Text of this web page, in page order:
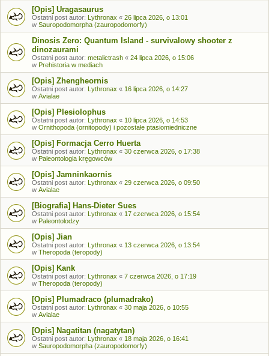
[Opis] Uragasaurus
Ostatni post autor: Lythronax « 26 lipca 2026, o 13:01
w Sauropodomorpha (zauropodomorfy)
Dinosis Zero: Quantum Island - survivalowy shooter z
dinozaurami
Ostatni post autor: metalictrash « 24 lipca 2026, o 15:06
w Prehistoria w mediach
[Opis] Zhengheornis
Ostatni post autor: Lythronax « 16 lipca 2026, o 14:27
w Avialae
[Opis] Plesiolophus
Ostatni post autor: Lythronax « 10 lipca 2026, o 14:53
w Ornithopoda (ornitopody) i pozostałe ptasiomiedniczne
[Opis] Formacja Cerro Huerta
Ostatni post autor: Lythronax « 30 czerwca 2026, o 17:38
w Paleontologia kręgowców
[Opis] Jamninkaornis
Ostatni post autor: Lythronax « 29 czerwca 2026, o 09:50
w Avialae
[Biografia] Hans-Dieter Sues
Ostatni post autor: Lythronax « 17 czerwca 2026, o 15:54
w Paleontolodzy
[Opis] Jian
Ostatni post autor: Lythronax « 13 czerwca 2026, o 13:54
w Theropoda (teropody)
[Opis] Kank
Ostatni post autor: Lythronax « 7 czerwca 2026, o 17:19
w Theropoda (teropody)
[Opis] Plumadraco (plumadrako)
Ostatni post autor: Lythronax « 30 maja 2026, o 10:55
w Avialae
[Opis] Nagatitan (nagatytan)
Ostatni post autor: Lythronax « 18 maja 2026, o 16:41
w Sauropodomorpha (zauropodomorfy)